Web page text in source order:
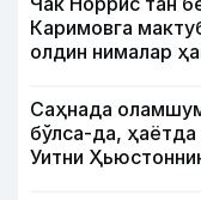
Каримовга
олдин нималар
Саҳнада
бўлса-да,
Уитни